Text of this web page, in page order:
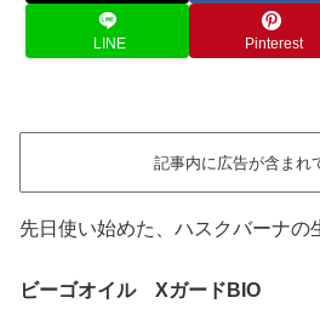
LINE Pinterest
記事内に広告が含まれ
先日使い始めた、ハスクバーナの
ビーゴオイル XガードBIO